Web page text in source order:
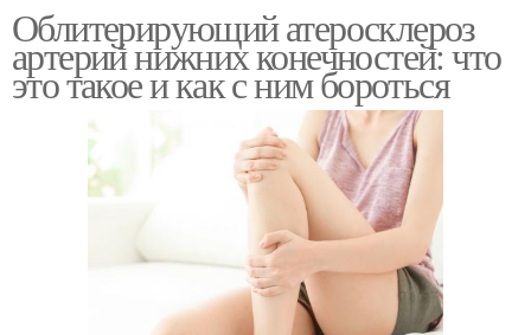
Облитерирующий атеросклероз
артерий нижних конечностей: что
это такое и как с ним бороться